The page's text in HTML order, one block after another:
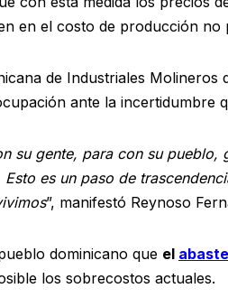
en el costo de producción no
de Industriales Molineros
ante la incertidumbre
su gente, para con su
es un paso de
”, manifestó Reynoso
dominicano que el
los sobrecostos actuales.